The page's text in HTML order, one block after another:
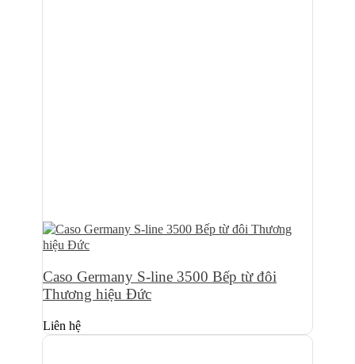
Caso Germany S-line 3500 Bếp từ đôi
Thương hiệu Đức
Liên hệ